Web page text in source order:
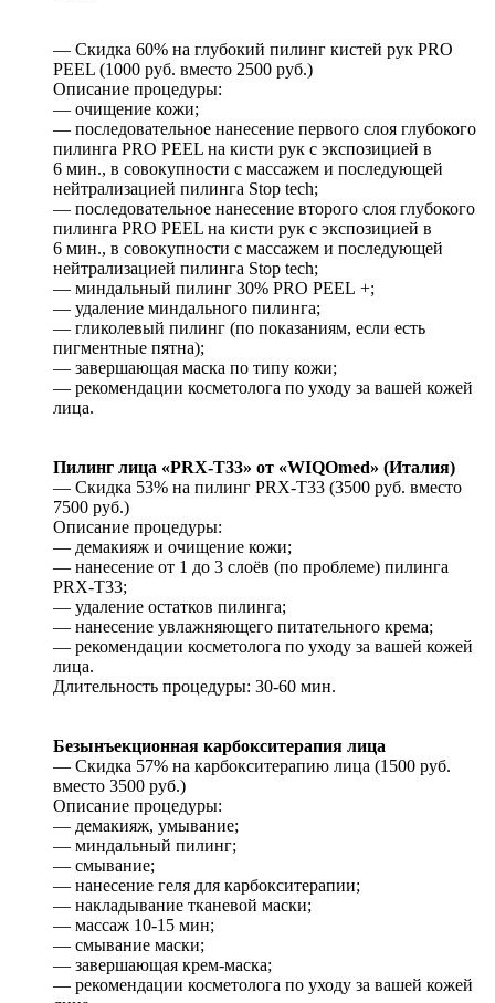
— Скидка 60% на глубокий пилинг кистей рук PRO
PEEL (1000 руб. вместо 2500 руб.)
Описание процедуры:
— очищение кожи;
— последовательное нанесение первого слоя глубокого
пилинга PRO PEEL на кисти рук с экспозицией в
6 мин., в совокупности с массажем и последующей
нейтрализацией пилинга Stop tech;
— последовательное нанесение второго слоя глубокого
пилинга PRO PEEL на кисти рук с экспозицией в
6 мин., в совокупности с массажем и последующей
нейтрализацией пилинга Stop tech;
— миндальный пилинг 30% PRO PEEL +;
— удаление миндального пилинга;
— гликолевый пилинг (по показаниям, если есть
пигментные пятна);
— завершающая маска по типу кожи;
— рекомендации косметолога по уходу за вашей кожей
лица.
Пилинг лица «PRX-T33» от «WIQOmed» (Италия)
— Скидка 53% на пилинг PRX-T33 (3500 руб. вместо
7500 руб.)
Описание процедуры:
— демакияж и очищение кожи;
— нанесение от 1 до 3 слоёв (по проблеме) пилинга
PRX-T33;
— удаление остатков пилинга;
— нанесение увлажняющего питательного крема;
— рекомендации косметолога по уходу за вашей кожей
лица.
Длительность процедуры: 30-60 мин.
Безынъекционная карбокситерапия лица
— Скидка 57% на карбокситерапию лица (1500 руб.
вместо 3500 руб.)
Описание процедуры:
— демакияж, умывание;
— миндальный пилинг;
— смывание;
— нанесение геля для карбокситерапии;
— накладывание тканевой маски;
— массаж 10-15 мин;
— смывание маски;
— завершающая крем-маска;
— рекомендации косметолога по уходу за вашей кожей